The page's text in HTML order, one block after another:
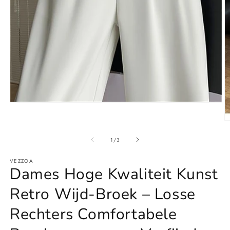
1 /van
3
VEZZOA
Dames Hoge Kwaliteit Kunst
Retro Wijd-Broek – Losse
Rechters Comfortabele